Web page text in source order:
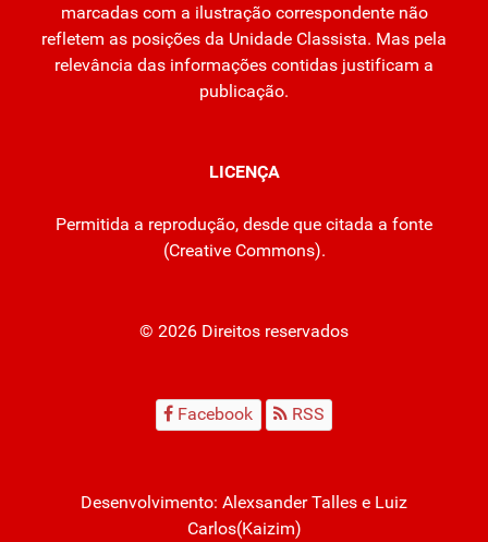
marcadas com a ilustração correspondente não
refletem as posições da Unidade Classista. Mas pela
relevância das informações contidas justificam a
publicação.
LICENÇA
Permitida a reprodução, desde que citada a fonte
(Creative Commons).
© 2026 Direitos reservados
Facebook RSS
Desenvolvimento: Alexsander Talles e Luiz
Carlos(Kaizim)